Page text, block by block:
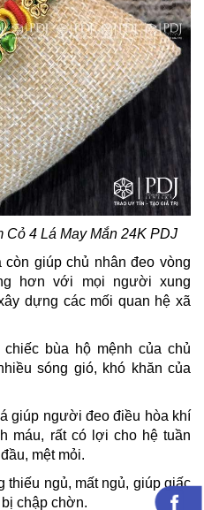
Cỏ 4 Lá May Mắn 24K PDJ
giúp chủ nhân đeo vòng
hơn với mọi người xung
dựng các mối quan hệ xã
bùa hộ mệnh của chủ
sóng gió, khó khăn của
giúp người đeo điều hòa khí
máu, rất có lợi cho hệ tuần
mệt mỏi.
thiếu ngủ, mất ngủ, giúp giấc
chập chờn.